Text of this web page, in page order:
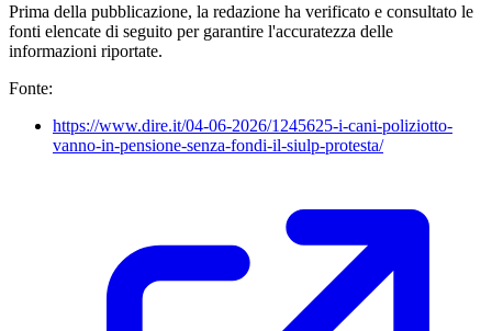
Prima della pubblicazione, la redazione ha verificato e consultato le
fonti elencate di seguito per garantire l'accuratezza delle
informazioni riportate.
Fonte:
https://www.dire.it/04-06-2026/1245625-i-cani-poliziotto-
vanno-in-pensione-senza-fondi-il-siulp-protesta/